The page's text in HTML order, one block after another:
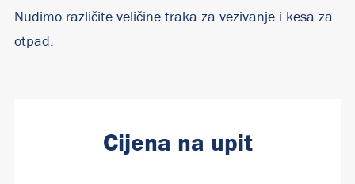
Nudimo različite veličine traka za vezivanje i kesa za
otpad.
Cijena na upit